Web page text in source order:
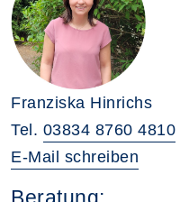
Franziska Hinrichs
Tel. 03834 8760 4810
E-Mail schreiben
Beratung: